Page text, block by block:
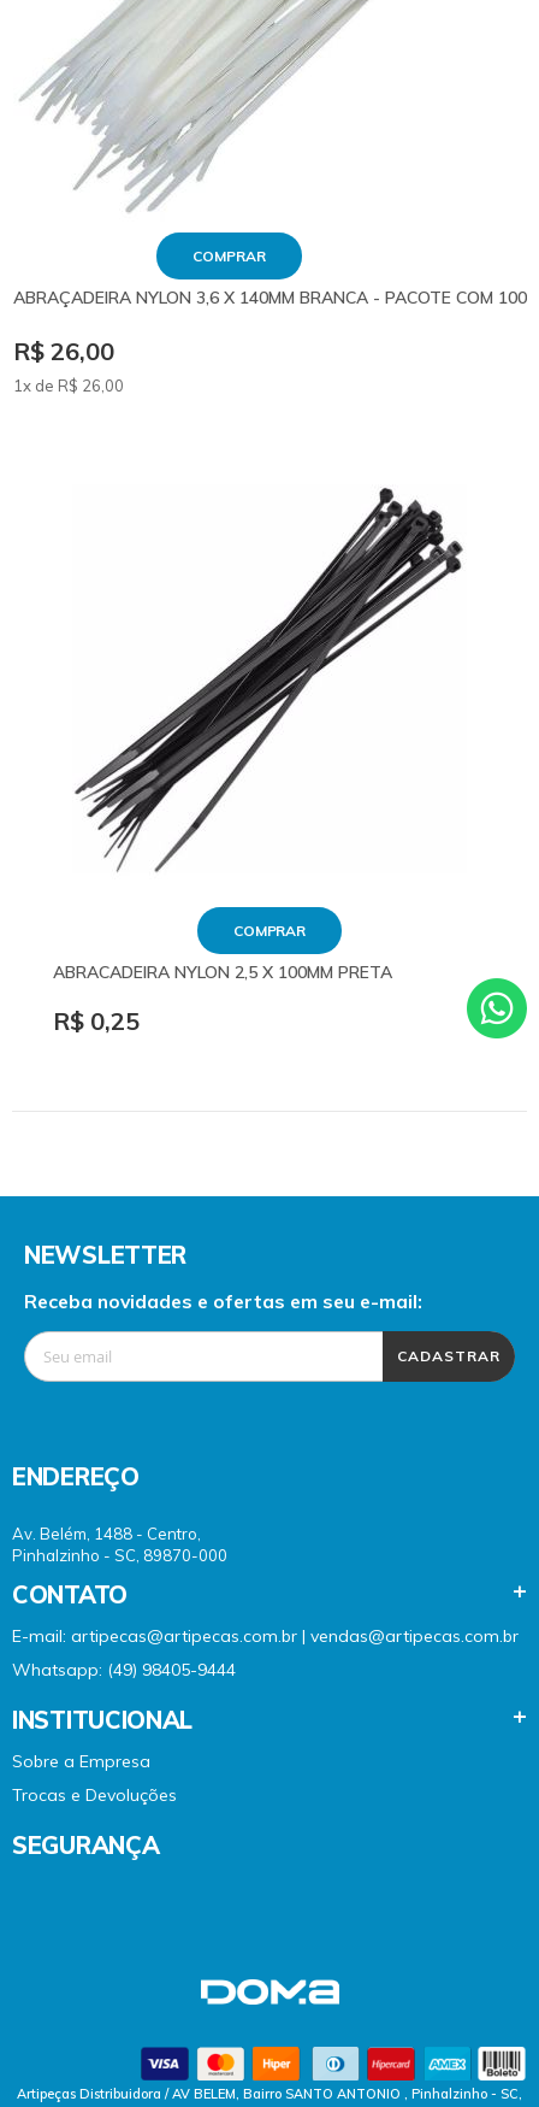
COMPRAR
ABRAÇADEIRA NYLON 3,6 X 140MM BRANCA - PACOTE COM 100
R$ 26,00
1x de R$ 26 ,00
COMPRAR
ABRACADEIRA NYLON 2,5 X 100MM PRETA
R$ 0,25
NEWSLETTER
Receba novidades e ofertas em seu e-mail:
CADASTRAR
ENDEREÇO
Av. Belém, 1488 - Centro,
Pinhalzinho - SC, 89870-000
CONTATO
E-mail: artipecas@artipecas.com.br | vendas@artipecas.com.br
Whatsapp: (49) 98405-9444
INSTITUCIONAL
Sobre a Empresa
Trocas e Devoluções
SEGURANÇA
Artipeças Distribuidora / AV BELEM, Bairro SANTO ANTONIO , Pinhalzinho - SC,